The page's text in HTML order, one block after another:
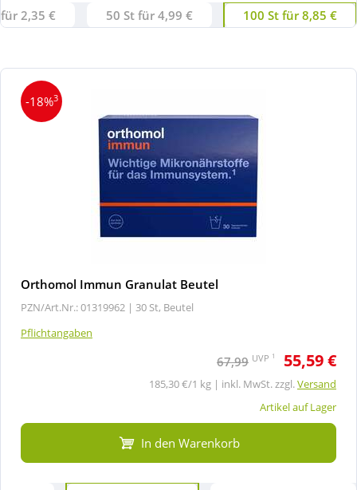
2,35 € 50 St für 4,99 € 100 St für 8,85 €
-18%3
Orthomol Immun Granulat Beutel
PZN/Art.Nr.: 01319962 | 30 St, Beutel
Pflichtangaben
67,99 UVP 1 55,59 €
185,30 €/1 kg | inkl. MwSt. zzgl.Versand
Artikel auf Lager
In den Warenkorb